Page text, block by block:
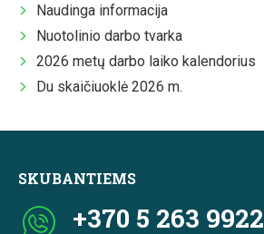
Naudinga informacija
Nuotolinio darbo tvarka
2026 metų darbo laiko kalendorius
Du skaičiuoklė 2026 m.
SKUBANTIEMS
+370 5 263 9922